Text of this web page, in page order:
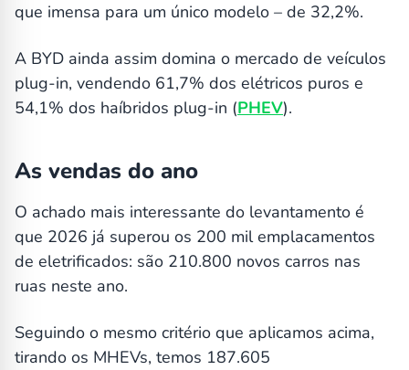
que imensa para um único modelo – de 32,2%.
A BYD ainda assim domina o mercado de veículos
plug-in, vendendo 61,7% dos elétricos puros e
54,1% dos haíbridos plug-in (PHEV).
As vendas do ano
O achado mais interessante do levantamento é
que 2026 já superou os 200 mil emplacamentos
de eletrificados: são 210.800 novos carros nas
ruas neste ano.
Seguindo o mesmo critério que aplicamos acima,
tirando os MHEVs, temos 187.605